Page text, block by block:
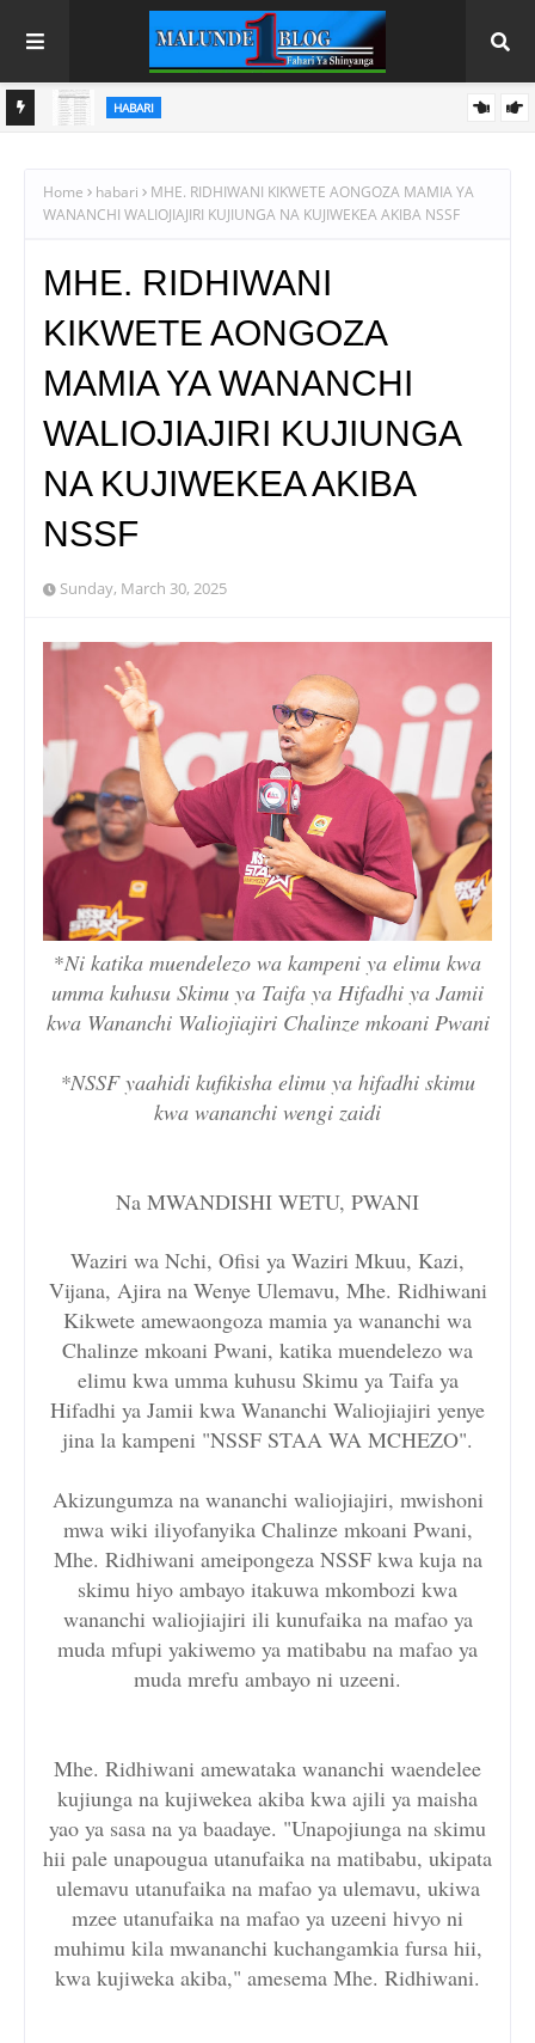
HABARI
Home habari
MHE. RIDHIWANI KIKWETE AONGOZA MAMIA YA
WANANCHI WALIOJIAJIRI KUJIUNGA NA KUJIWEKEA AKIBA NSSF
MHE. RIDHIWANI
KIKWETE AONGOZA
MAMIA YA WANANCHI
WALIOJIAJIRI KUJIUNGA
NA KUJIWEKEA AKIBA
NSSF
Sunday, March 30, 2025
*Ni katika muendelezo wa kampeni ya elimu kwa
umma kuhusu Skimu ya Taifa ya Hifadhi ya Jamii
kwa Wananchi Waliojiajiri Chalinze mkoani Pwani
*NSSF yaahidi kufikisha elimu ya hifadhi skimu
kwa wananchi wengi zaidi
Na MWANDISHI WETU, PWANI
Waziri wa Nchi, Ofisi ya Waziri Mkuu, Kazi,
Vijana, Ajira na Wenye Ulemavu, Mhe. Ridhiwani
Kikwete amewaongoza mamia ya wananchi wa
Chalinze mkoani Pwani, katika muendelezo wa
elimu kwa umma kuhusu Skimu ya Taifa ya
Hifadhi ya Jamii kwa Wananchi Waliojiajiri yenye
jina la kampeni "NSSF STAA WA MCHEZO".
Akizungumza na wananchi waliojiajiri, mwishoni
mwa wiki iliyofanyika Chalinze mkoani Pwani,
Mhe. Ridhiwani ameipongeza NSSF kwa kuja na
skimu hiyo ambayo itakuwa mkombozi kwa
wananchi waliojiajiri ili kunufaika na mafao ya
muda mfupi yakiwemo ya matibabu na mafao ya
muda mrefu ambayo ni uzeeni.
Mhe. Ridhiwani amewataka wananchi waendelee
kujiunga na kujiwekea akiba kwa ajili ya maisha
yao ya sasa na ya baadaye. "Unapojiunga na skimu
hii pale unapougua utanufaika na matibabu, ukipata
ulemavu utanufaika na mafao ya ulemavu, ukiwa
mzee utanufaika na mafao ya uzeeni hivyo ni
muhimu kila mwananchi kuchangamkia fursa hii,
kwa kujiweka akiba," amesema Mhe. Ridhiwani.